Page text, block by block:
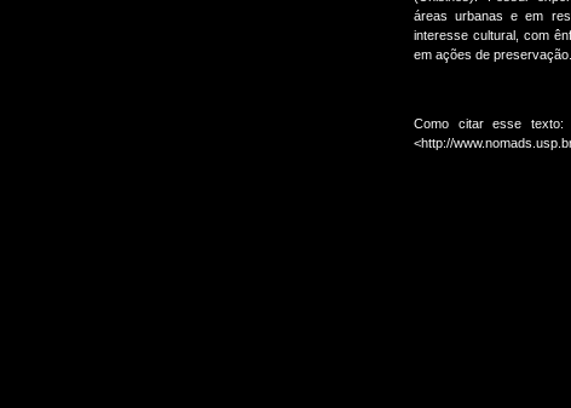
áreas urbanas e em
interesse cultural, com
em ações de preservação..
Como citar esse
<http://